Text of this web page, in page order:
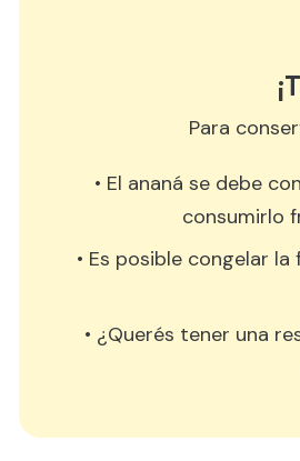
Para
• El ananá se debe
consumirlo
• Es posible congelar
• ¿Querés tener una